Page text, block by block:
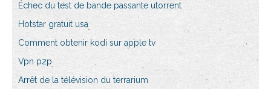
Échec du test de bande passante utorrent
Hotstar gratuit usa
Comment obtenir kodi sur apple tv
Vpn p2p
Arrêt de la télévision du terrarium